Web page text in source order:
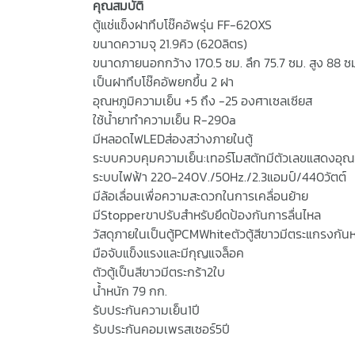
คุณสมบัติ
ตู้แช่แข็งฝาทึบโช๊คอัพรุ่น FF-620XS
ขนาดความจุ 21.9คิว (620ลิตร)
ขนาดภายนอกกว้าง 170.5 ซม. ลึก 75.7 ซม. สูง 88 ซ
เป็นฝาทึบโช๊คอัพยกขึ้น 2 ฝา
อุณหภูมิความเย็น +5 ถึง -25 องศาเซลเซียส
ใช้น้ำยาทำความเย็น R-290a
มีหลอดไฟLEDส่องสว่างภายในตู้
ระบบควบคุมความเย็น:เทอร์โมสตัทมีตัวเลขแสดงอุ
ระบบไฟฟ้า 220-240V./50Hz./2.3แอมป์/440วัตต์
มีล้อเลื่อนเพื่อความสะดวกในการเคลื่อนย้าย
มีStopperขาปรับสำหรับยึดป้องกันการลื่นไหล
วัสดุภายในเป็นตู้PCMWhiteตัวตู้สีขาวมีตระแกรงกัน
มือจับแข็งแรงและมีกุญแจล็อค
ตัวตู้เป็นสีขาวมีตระกร้า2ใบ
น้ำหนัก 79 กก.
รับประกันความเย็น1ปี
รับประกันคอมเพรสเซอร์5ปี